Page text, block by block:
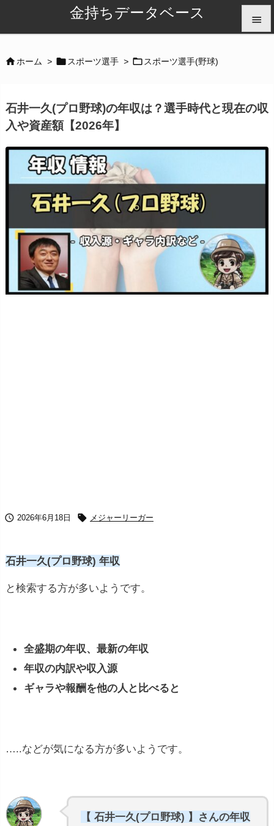
金持ちデータベース 


ホーム >  スポーツ選手 >  スポーツ選手(野球)
石井一久(プロ野球)の年収は？選手時代と現在の収
入や資産額【2026年】
 2026年6月18日  メジャーリーガー
石井一久(プロ野球) 年収
と検索する方が多いようです。
全盛期の年収、最新の年収
年収の内訳や収入源
ギャラや報酬を他の人と比べると
…..などが気になる方が多いようです。
【 石井一久(プロ野球) 】さんの年収